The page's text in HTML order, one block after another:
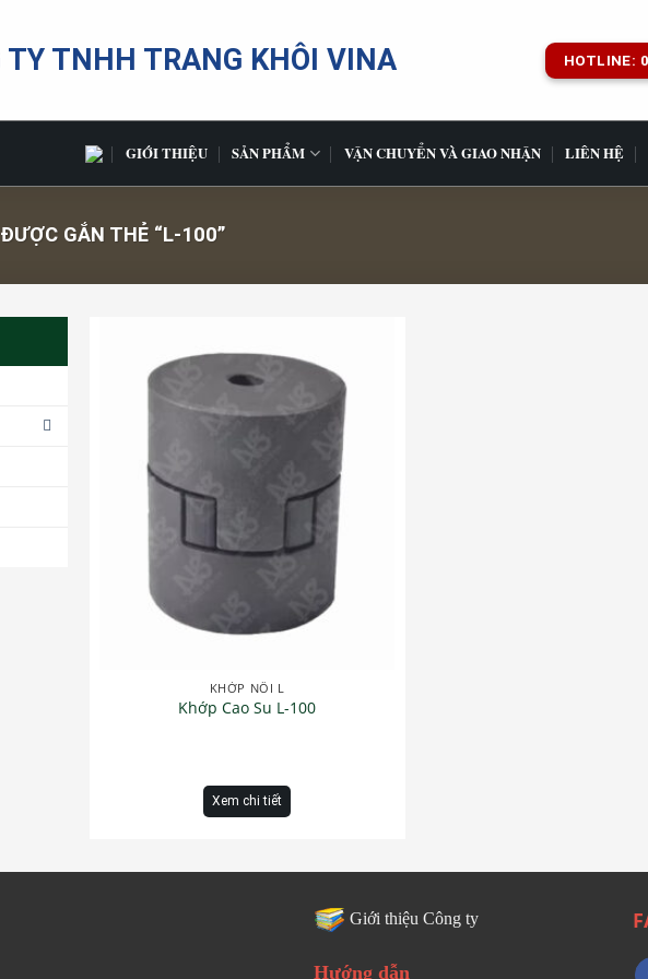
TY TNHH TRANG KHÔI VINA HOTLINE:
GIỚI THIỆU SẢN PHẨM VẬN CHUYỂN VÀ GIAO NHẬN LIÊN HỆ
GẮN THẺ “L-100”
KHỚP NỐI L
Khớp Cao Su L-100
Xem chi tiết
Giới thiệu Công ty
Hướng dẫn